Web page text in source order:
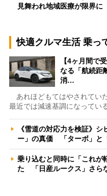
見舞われ地域医療が限界
快適クルマ生活 乗っ
【4ヶ月間で
なる「航続距
消…
あれほどもてはやされてい
最近では減速基調になってい
《雪道の対応力を検証》
ー」の真価 「ターボ」と
乗り込むと同時に「これが
た 「日産ルークス」さら